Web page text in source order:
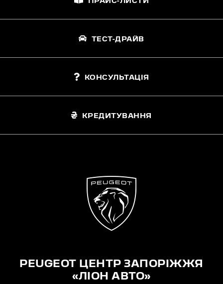
ТЕСТ-ДРАЙВ
КОНСУЛЬТАЦІЯ
КРЕДИТУВАННЯ
PEUGEOT ЦЕНТР ЗАПОРІЖЖЯ
«ЛІОН АВТО»